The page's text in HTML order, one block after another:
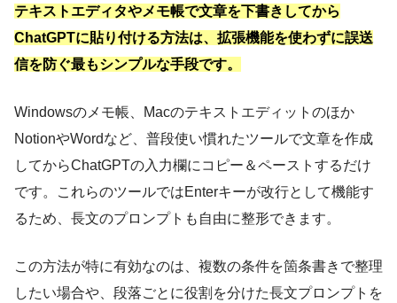
テキストエディタやメモ帳で文章を下書きしてから
ChatGPTに貼り付ける方法は、拡張機能を使わずに誤送
信を防ぐ最もシンプルな手段です。
Windowsのメモ帳、Macのテキストエディットのほか
NotionやWordなど、普段使い慣れたツールで文章を作成
してからChatGPTの入力欄にコピー＆ペーストするだけ
です。これらのツールではEnterキーが改行として機能す
るため、長文のプロンプトも自由に整形できます。
この方法が特に有効なのは、複数の条件を箇条書きで整理
したい場合や、段落ごとに役割を分けた長文プロンプトを